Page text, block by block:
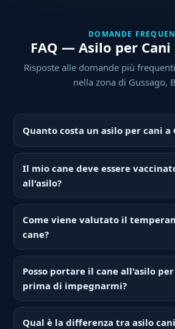
DOMANDE
FAQ — Asilo per Cani
Risposte alle domande più
nella zona di Gussago,
Quanto costa un asilo per cani a
Il mio cane deve essere
all'asilo?
Come viene valutato il
cane?
Posso portare il cane all'asilo
prima di impegnarmi?
Qual è la differenza tra asilo